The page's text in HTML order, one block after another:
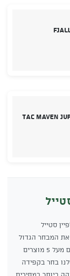
סטייל
את המבחר הגדול
והמגוון ביותר של גאדגטים לנסיעות בישראל, עם מעל 5 מוצרים
בחר בקפידה
ביותר במחירים